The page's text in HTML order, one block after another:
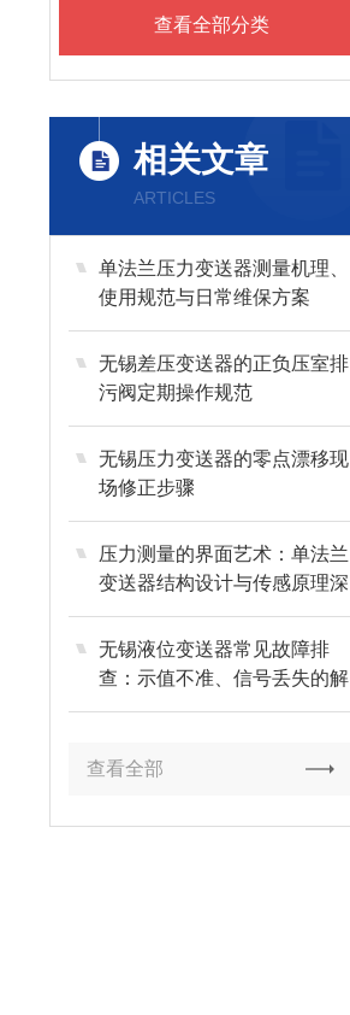
查看全部分类
相关文章
ARTICLES
单法兰压力变送器测量机理、
使用规范与日常维保方案
无锡差压变送器的正负压室排
污阀定期操作规范
无锡压力变送器的零点漂移现
场修正步骤
压力测量的界面艺术：单法兰
变送器结构设计与传感原理深
度剖析
无锡液位变送器常见故障排
查：示值不准、信号丢失的解
决技巧
查看全部